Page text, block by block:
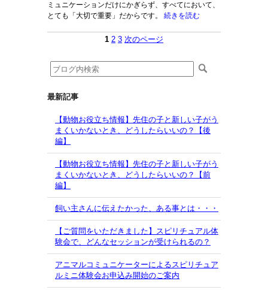
ミュニケーションだけにかぎらず、すべてにおいて、
とても「大切で重要」だからです。 続きを読む
1 2 3 次のページ
最新記事
【動物お役立ち情報】先住の子と新しい子がう
まくいかないとき、どうしたらいいの？【後
編】
【動物お役立ち情報】先住の子と新しい子がう
まくいかないとき、どうしたらいいの？【前
編】
飼い主さんに伝えたかった、ある事とは・・・
【ご質問をいただきました】スピリチュアル体
験会で、どんなセッションが受けられるの？
アニマルコミュニケーターによるスピリチュア
ルミニ体験会お申込み開始のご案内